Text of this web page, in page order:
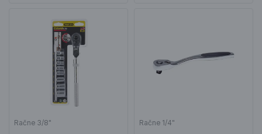
Račne 3/8" Račne 1/4"